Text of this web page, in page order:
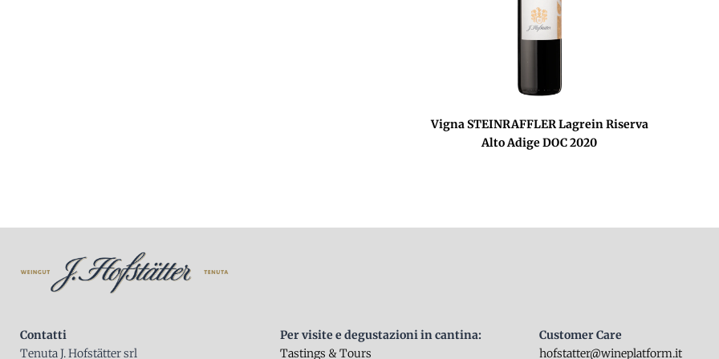
Vigna STEINRAFFLER Lagrein Riserva
Alto Adige DOC 2020
Contatti
Tenuta J. Hofstätter srl
Per visite e degustazioni in cantina:
Tastings & Tours
Customer Care
hofstatter@wineplatform.it